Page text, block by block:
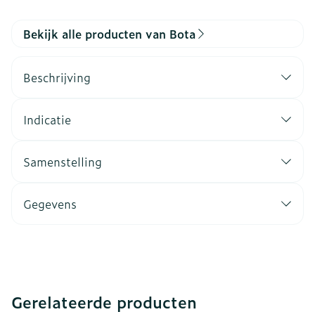
Bekijk alle producten van Bota
Beschrijving
Indicatie
Samenstelling
Gegevens
Gerelateerde producten